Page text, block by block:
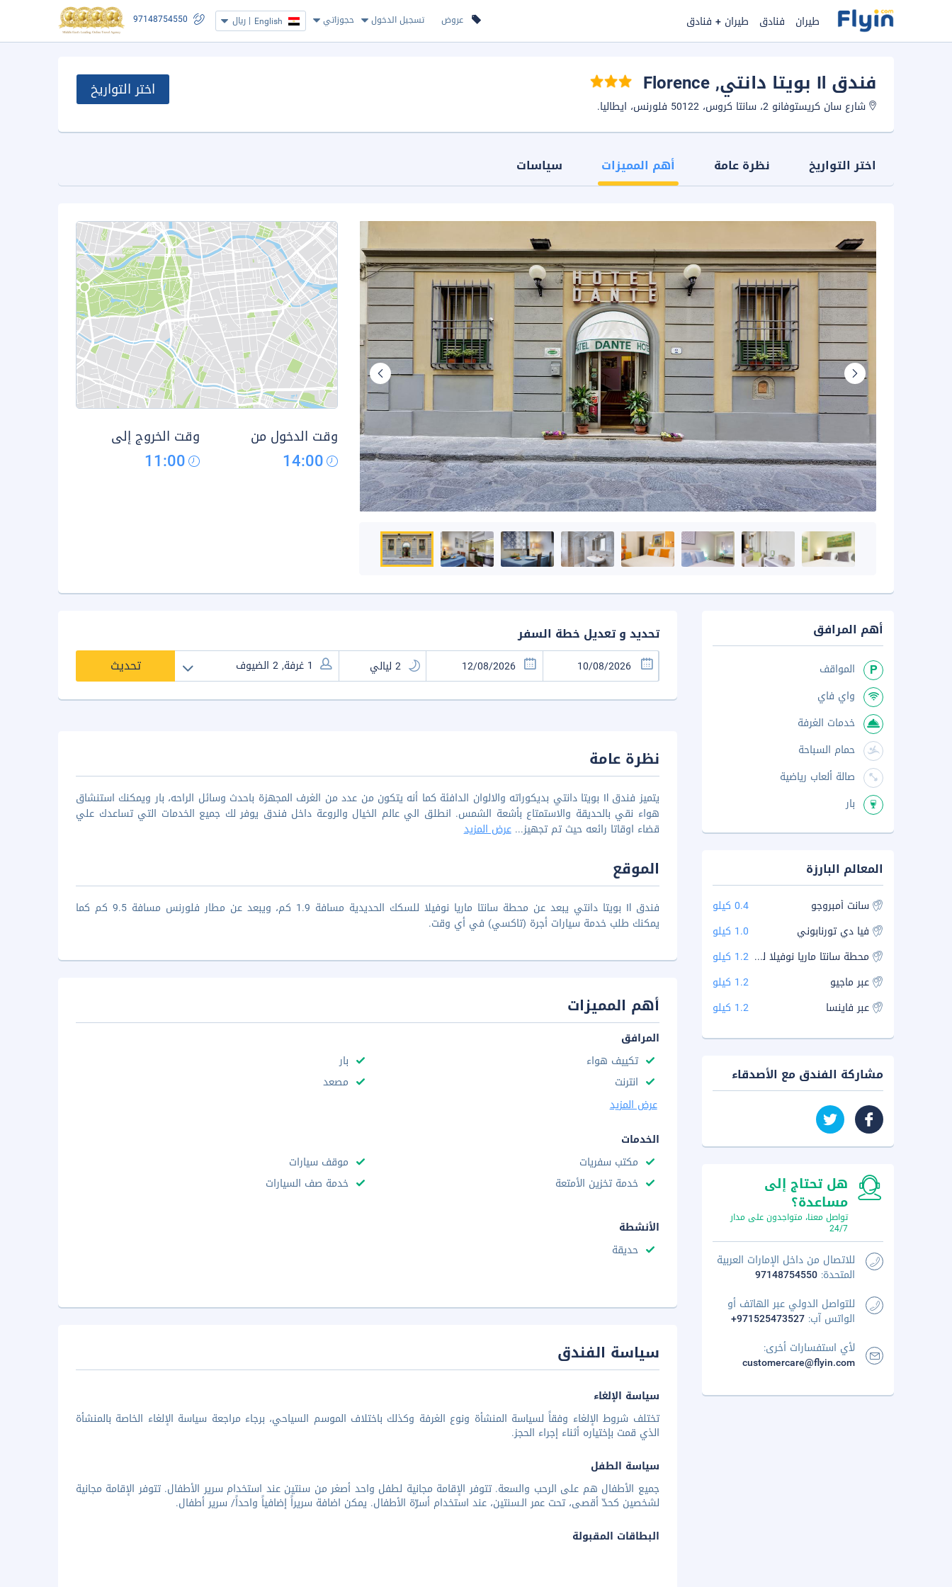
عروض تسجيل الدخول حجوزاتي English
| ريال 97148754550 طيران فنادق طيران + فنادق
فندق Il بويتا دانتي , Florence
شارع سان كريستوفانو 2، سانتا كروس، 50122 فلورنس، ايطاليا.
اختر التواريخ
اختر التواريخ نظرة عامة أهم المميزات سياسات
وقت الدخول من
14:00
وقت الخروج إلى
11:00
تحديد و تعديل خطة السفر
تحديث
نظرة عامة
يتميز فندق Il بويتا دانتي بديكوراته والالوان الدافئة كما أنه يتكون من عدد من الغرف المجهزة باحدث وسائل الراحه، بار ويمكنك استنشاق
هواء نقي بالحديقة والاستمتاع بأشعة الشمس. انطلق الي عالم الخيال والروعة داخل فندق يوفر لك جميع الخدمات التي تساعدك علي
قضاء اوقاتا رائعه حيث تم تجهيز...عرض المزيد
الموقع
فندق Il بويتا دانتي يبعد عن محطة سانتا ماريا نوفيلا للسكك الحديدية مسافة 1.9 كم، ويبعد عن مطار فلورنس مسافة 9.5 كم كما
يمكنك طلب خدمة سيارات أجرة (تاكسي) في أي وقت.
أهم المميزات
المرافق
تكييف هواء
بار
انترنت
مصعد
عرض المزيد
الخدمات
مكتب سفريات
موقف سيارات
خدمة تخزين الأمتعة
خدمة صف السيارات
الأنشطة
حديقة
سياسة الفندق
سياسة الإلغاء
تختلف شروط الإلغاء وفقاً لسياسة المنشأة ونوع الغرفة وكذلك باختلاف الموسم السياحي، برجاء مراجعة سياسة الإلغاء الخاصة بالمنشأة
الذي قمت بإختياره أثناء إجراء الحجز.
سياسة الطفل
جميع الأطفال هم على الرحب والسعة. تتوفر الإقامة مجانية لطفل واحد أصغر من سنتين عند استخدام سرير الأطفال. تتوفر الإقامة مجانية
لشخصين كحدّ أقصى، تحت عمر الـسنتين، عند استخدام أسرّة الأطفال. يمكن اضافة سريراً إضافياً واحداً/ سرير أطفال.
البطاقات المقبولة
أهم المرافق
المواقف
واي فاي
خدمات الغرفة
حمام السباحة
صالة ألعاب رياضية
بار
المعالم البارزة
سانت أمبروجو
0.4 كيلو
فيا دي تورنابوني
1.0 كيلو
محطة سانتا ماريا نوفيلا للسكك الحديدية 1.2 كيلو
عبر ماجيو
1.2 كيلو
عبر فاينسا
1.2 كيلو
مشاركة الفندق مع الأصدقاء
هل تحتاج إلى
مساعدة؟
تواصل معنا، متواجدون على مدار
24/7
للاتصال من داخل الإمارات العربية
المتحدة: 97148754550
للتواصل الدولي عبر الهاتف أو
الواتس آب: +971525473527
لأي استفسارات أخرى:
customercare@flyin.com